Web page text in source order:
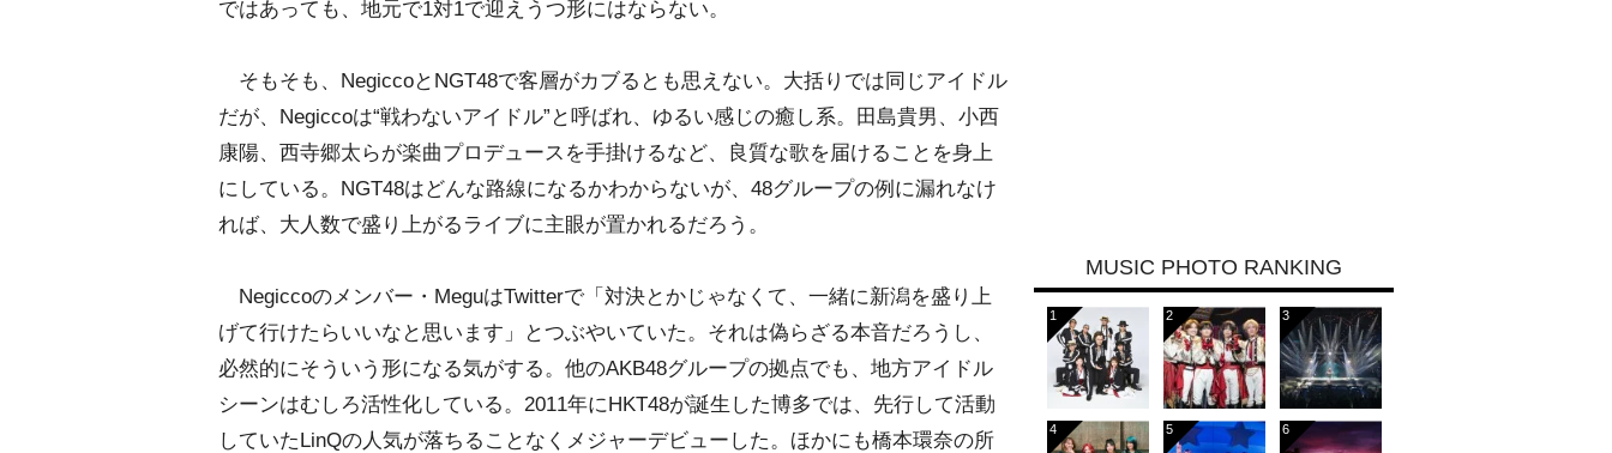
ではあっても、地元で1対1で迎えうつ形にはならない。
そもそも、NegiccoとNGT48で客層がカブるとも思えない。大括りでは同じアイドル
だが、Negiccoは“戦わないアイドル”と呼ばれ、ゆるい感じの癒し系。田島貴男、小西
康陽、西寺郷太らが楽曲プロデュースを手掛けるなど、良質な歌を届けることを身上
にしている。NGT48はどんな路線になるかわからないが、48グループの例に漏れなけ
れば、大人数で盛り上がるライブに主眼が置かれるだろう。
Negiccoのメンバー・MeguはTwitterで「対決とかじゃなくて、一緒に新潟を盛り上
げて行けたらいいなと思います」とつぶやいていた。それは偽らざる本音だろうし、
必然的にそういう形になる気がする。他のAKB48グループの拠点でも、地方アイドル
シーンはむしろ活性化している。2011年にHKT48が誕生した博多では、先行して活動
していたLinQの人気が落ちることなくメジャーデビューした。ほかにも橋本環奈の所
MUSIC PHOTO RANKING